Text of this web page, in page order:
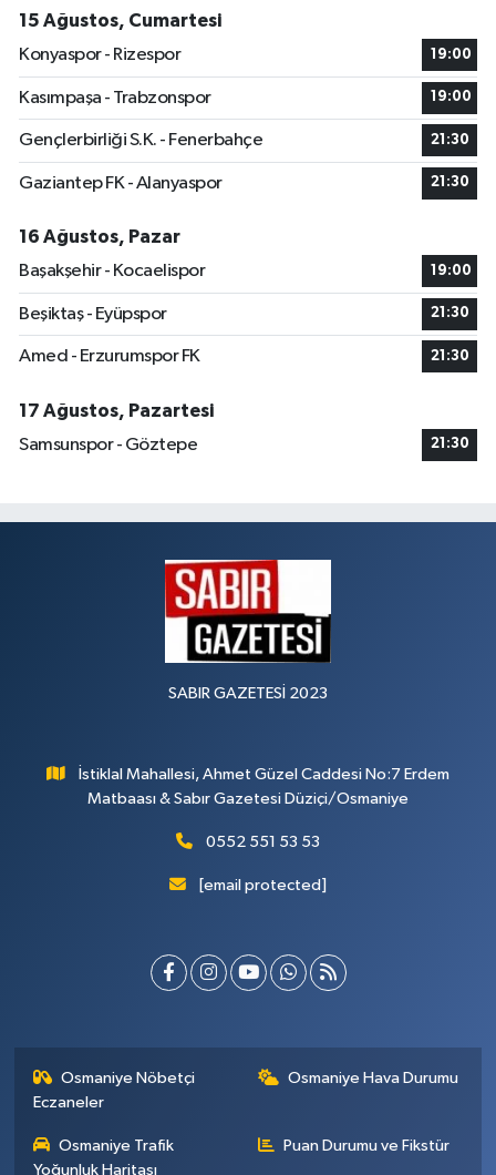
15 Ağustos, Cumartesi
Konyaspor - Rizespor
19:00
Kasımpaşa - Trabzonspor 19:00
Gençlerbirliği S.K. - Fenerbahçe 21:30
Gaziantep FK - Alanyaspor 21:30
16 Ağustos, Pazar
Başakşehir - Kocaelispor
19:00
Beşiktaş - Eyüpspor 21:30
Amed - Erzurumspor FK 21:30
17 Ağustos, Pazartesi
Samsunspor - Göztepe
21:30
SABIR GAZETESİ 2023
İstiklal Mahallesi, Ahmet Güzel Caddesi No:7 Erdem
Matbaası & Sabır Gazetesi Düziçi/Osmaniye
0552 551 53 53
[email protected]
Osmaniye Nöbetçi
Eczaneler
Osmaniye Hava Durumu
Osmaniye Trafik
Yoğunluk Haritası
Puan Durumu ve Fikstür